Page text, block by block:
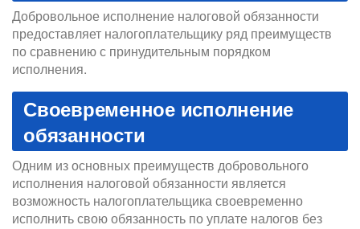
Добровольное исполнение налоговой обязанности
предоставляет налогоплательщику ряд преимуществ
по сравнению с принудительным порядком
исполнения.
Своевременное исполнение
обязанности
Одним из основных преимуществ добровольного
исполнения налоговой обязанности является
возможность налогоплательщика своевременно
исполнить свою обязанность по уплате налогов без